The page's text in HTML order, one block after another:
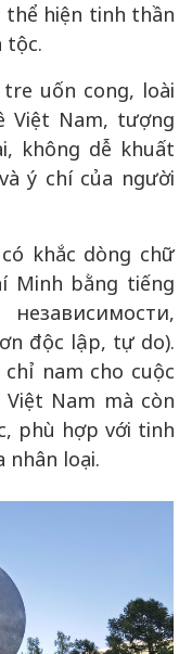
hiện tinh thần
tộc.
uốn cong, loài
Việt Nam, tượng
không dễ khuất
ý chí của người
khắc dòng chữ
Minh bằng tiếng
độc lập, tự do).
nam cho cuộc
Nam mà còn
phù hợp với tinh
nhân loại.